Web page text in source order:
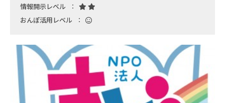
情報開示レベル
おんぽ活用レベル